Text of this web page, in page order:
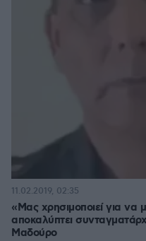
«Μας χρησιμοποιεί για να
αποκαλύπτει
Μαδούρο
11.02.2019, 02:35